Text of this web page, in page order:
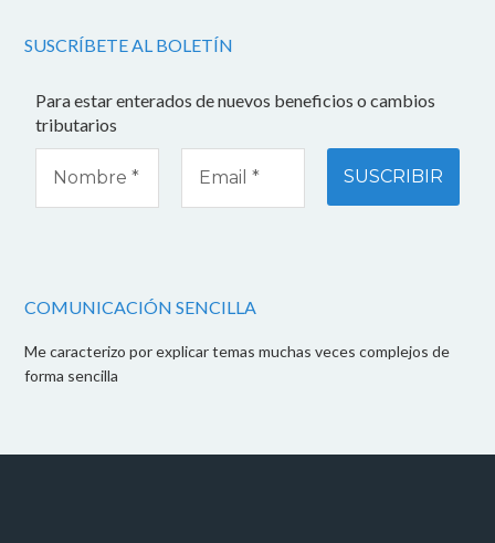
SUSCRÍBETE AL BOLETÍN
Para estar enterados de nuevos beneficios o cambios
tributarios
COMUNICACIÓN SENCILLA
Me caracterizo por explicar temas muchas veces complejos de
forma sencilla